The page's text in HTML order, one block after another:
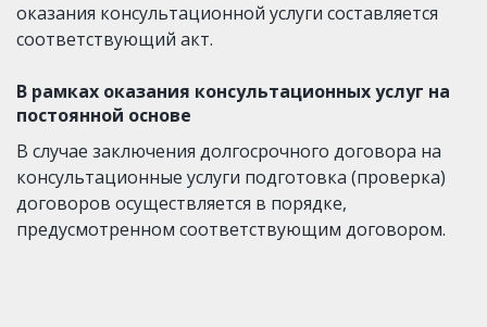
оказания консультационной услуги составляется
соответствующий акт.
В рамках оказания консультационных услуг на
постоянной основе
В случае заключения долгосрочного договора на
консультационные услуги подготовка (проверка)
договоров осуществляется в порядке,
предусмотренном соответствующим договором.